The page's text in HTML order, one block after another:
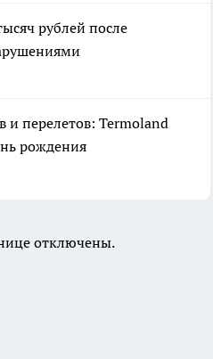
рублей после
и перелетов: Termoland
рождения
отключены.